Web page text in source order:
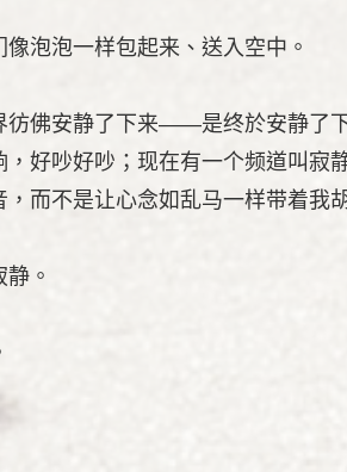
泡泡一样包起来、送入空中。
佛安静了下来——是终於安静了
好吵好吵；现在有一个频道叫寂
而不是让心念如乱马一样带着我
。